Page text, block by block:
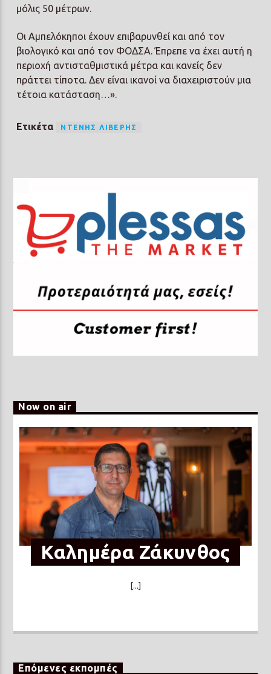
μόλις 50 μέτρων.
Οι Αμπελόκηποι έχουν επιβαρυνθεί και από τον
βιολογικό και από τον ΦΟΔΣΑ. Έπρεπε να έχει αυτή η
περιοχή αντισταθμιστικά μέτρα και κανείς δεν
πράττει τίποτα. Δεν είναι ικανοί να διαχειριστούν μια
τέτοια κατάσταση…».
Ετικέτα ΝΤΈΝΗΣ ΛΙΒΈΡΗΣ
Now on air
Καλημέρα Ζάκυνθος
[...]
Επόμενες εκπομπές